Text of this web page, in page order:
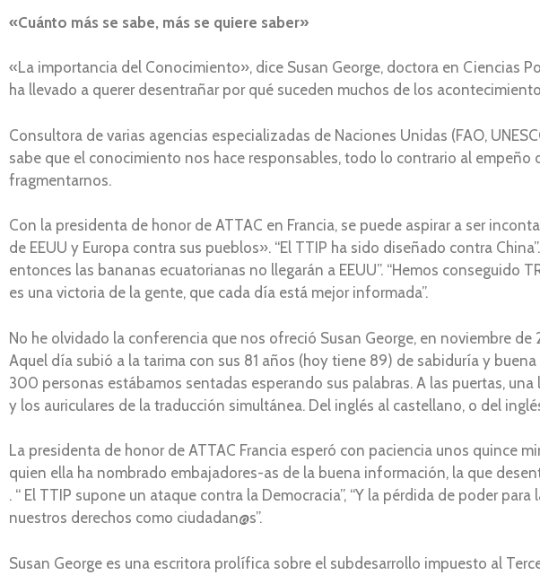
«Cuánto más se sabe, más se quiere saber»
«La importancia del Conocimiento», dice Susan George, doctora en Ciencias
ha llevado a querer desentrañar por qué suceden muchos de los
Consultora de varias agencias especializadas de Naciones Unidas (FAO,
sabe que el conocimiento nos hace responsables, todo lo contrario al
fragmentarnos.
Con la presidenta de honor de ATTAC en Francia, se puede aspirar a ser
de EEUU y Europa contra sus pueblos». “El TTIP ha sido diseñado contra
entonces las bananas ecuatorianas no llegarán a EEUU”. “Hemos conseguido
es una victoria de la gente, que cada día está mejor informada”.
No he olvidado la conferencia que nos ofreció Susan George, en noviembre
Aquel día subió a la tarima con sus 81 años (hoy tiene 89) de sabiduría y
300 personas estábamos sentadas esperando sus palabras. A las puertas,
y los auriculares de la traducción simultánea. Del inglés al castellano, o del
La presidenta de honor de ATTAC Francia esperó con paciencia unos quince
quien ella ha nombrado embajadores-as de la buena información, la que
. “ El TTIP supone un ataque contra la Democracia”, “Y la pérdida de poder
nuestros derechos como ciudadan@s”.
Susan George es una escritora prolífica sobre el subdesarrollo impuesto al